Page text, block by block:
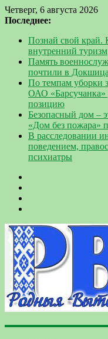
Четверг, 6 августа 2026
Последнее:
Познай свой край.
внутренний туризм
Память
почтили в
По темпам уборки
ОАО «Барсучанка»
позицию
Безопасный дом –
«Дом без пожара»
В расследовании
поведением,
психиатры